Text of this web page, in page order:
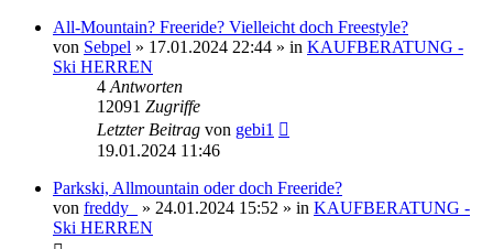
All-Mountain? Freeride? Vielleicht doch Freestyle?
von Sebpel » 17.01.2024 22:44 » in KAUFBERATUNG -
Ski HERREN
4 Antworten
12091 Zugriffe
Letzter Beitrag von gebi1
19.01.2024 11:46
Parkski, Allmountain oder doch Freeride?
von freddy_ » 24.01.2024 15:52 » in KAUFBERATUNG -
Ski HERREN